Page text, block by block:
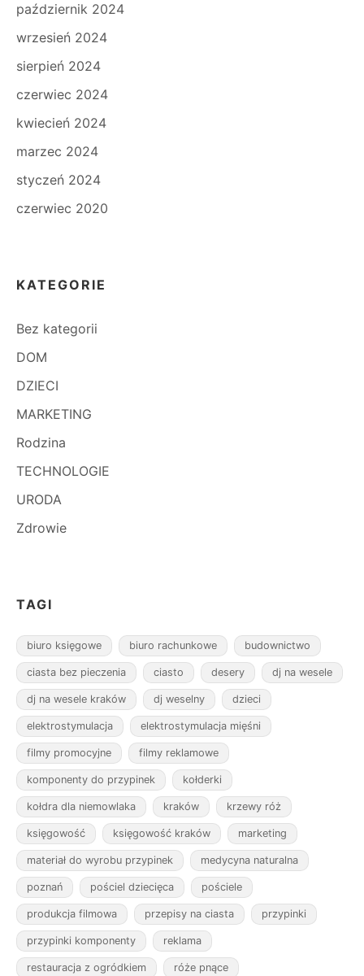
październik 2024
wrzesień 2024
sierpień 2024
czerwiec 2024
kwiecień 2024
marzec 2024
styczeń 2024
czerwiec 2020
KATEGORIE
Bez kategorii
DOM
DZIECI
MARKETING
Rodzina
TECHNOLOGIE
URODA
Zdrowie
TAGI
biuro księgowe biuro rachunkowe budownictwo
ciasta bez pieczenia ciasto desery dj na wesele
dj na wesele kraków dj weselny dzieci
elektrostymulacja elektrostymulacja mięśni
filmy promocyjne filmy reklamowe
komponenty do przypinek kołderki
kołdra dla niemowlaka kraków krzewy róż
księgowość księgowość kraków marketing
materiał do wyrobu przypinek medycyna naturalna
poznań pościel dziecięca pościele
produkcja filmowa przepisy na ciasta przypinki
przypinki komponenty reklama
restauracja z ogródkiem róże pnące